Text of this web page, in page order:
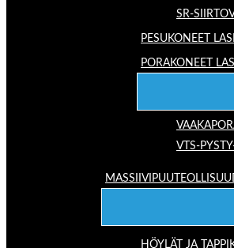
SR-
PESUKONEET
PORAKONEET
VTS-
HÖYLÄT JA